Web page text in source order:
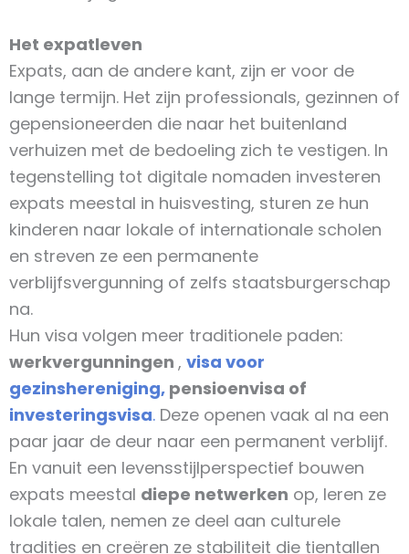
Het expatleven
Expats, aan de andere kant, zijn er voor de
lange termijn. Het zijn professionals, gezinnen of
gepensioneerden die naar het buitenland
verhuizen met de bedoeling zich te vestigen. In
tegenstelling tot digitale nomaden investeren
expats meestal in huisvesting, sturen ze hun
kinderen naar lokale of internationale scholen
en streven ze een permanente
verblijfsvergunning of zelfs staatsburgerschap
na.
Hun visa volgen meer traditionele paden:
werkvergunningen , visa voor
gezinshereniging, pensioenvisa of
investeringsvisa. Deze openen vaak al na een
paar jaar de deur naar een permanent verblijf.
En vanuit een levensstijlperspectief bouwen
expats meestal diepe netwerken op, leren ze
lokale talen, nemen ze deel aan culturele
tradities en creëren ze stabiliteit die tientallen